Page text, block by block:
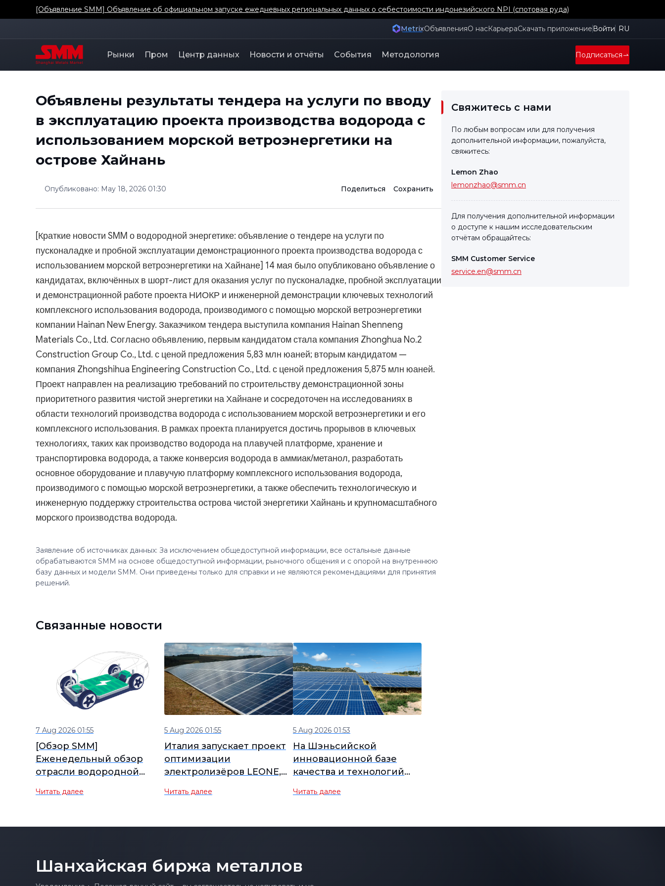
[Объявление SMM] Объявление об официальном запуске ежедневных региональных данных о себестоимости индонезийского NPI (спотовая руда)
MetrixОбъявленияО насКарьераСкачать приложение Войти RU
Рынки Пром Центр данных Новости и отчёты События Методология Подписаться
Объявлены результаты тендера на услуги по вводу
в эксплуатацию проекта производства водорода с
использованием морской ветроэнергетики на
острове Хайнань
Опубликовано: May 18, 2026 01:30 Поделиться Сохранить
[Краткие новости SMM о водородной энергетике: объявление о тендере на услуги по
пусконаладке и пробной эксплуатации демонстрационного проекта производства водорода с
использованием морской ветроэнергетики на Хайнане] 14 мая было опубликовано объявление о
кандидатах, включённых в шорт-лист для оказания услуг по пусконаладке, пробной эксплуатации
и демонстрационной работе проекта НИОКР и инженерной демонстрации ключевых технологий
комплексного использования водорода, производимого с помощью морской ветроэнергетики
компании Hainan New Energy. Заказчиком тендера выступила компания Hainan Shenneng
Materials Co., Ltd. Согласно объявлению, первым кандидатом стала компания Zhonghua No.2
Construction Group Co., Ltd. с ценой предложения 5,83 млн юаней; вторым кандидатом —
компания Zhongshihua Engineering Construction Co., Ltd. с ценой предложения 5,875 млн юаней.
Проект направлен на реализацию требований по строительству демонстрационной зоны
приоритетного развития чистой энергетики на Хайнане и сосредоточен на исследованиях в
области технологий производства водорода с использованием морской ветроэнергетики и его
комплексного использования. В рамках проекта планируется достичь прорывов в ключевых
технологиях, таких как производство водорода на плавучей платформе, хранение и
транспортировка водорода, а также конверсия водорода в аммиак/метанол, разработать
основное оборудование и плавучую платформу комплексного использования водорода,
производимого с помощью морской ветроэнергетики, а также обеспечить технологическую и
инженерную поддержку строительства острова чистой энергетики Хайнань и крупномасштабного
морского производства водорода.
Заявление об источниках данных: За исключением общедоступной информации, все остальные данные
обрабатываются SMM на основе общедоступной информации, рыночного общения и с опорой на внутреннюю
базу данных и модели SMM. Они приведены только для справки и не являются рекомендациями для принятия
решений.
Связанные новости
7 Aug 2026 01:55
[Обзор SMM]
Еженедельный обзор
отрасли водородной
августа 2026 г.
Читать далее
5 Aug 2026 01:55
Италия запускает проект
оптимизации
электролизёров LEONE,
снижение затрат и
Читать далее
5 Aug 2026 01:53
На Шэньсийской
инновационной базе
качества и технологий
начато строительство
Читать далее
Свяжитесь с нами
По любым вопросам или для получения
дополнительной информации, пожалуйста,
свяжитесь:
Lemon Zhao
lemonzhao@smm.cn
Для получения дополнительной информации
о доступе к нашим исследовательским
отчётам обращайтесь:
SMM Customer Service
service.en@smm.cn
Шанхайская биржа металлов